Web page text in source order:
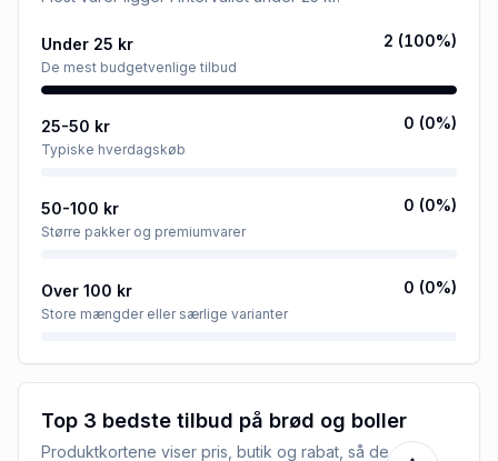
Under 25 kr
De mest budgetvenlige tilbud
2 (100%)
25-50 kr
Typiske hverdagskøb
0 (0%)
50-100 kr
Større pakker og premiumvarer
0 (0%)
Over 100 kr
Store mængder eller særlige varianter
0 (0%)
Top 3 bedste tilbud på brød og boller
Produktkortene viser pris, butik og rabat, så de er